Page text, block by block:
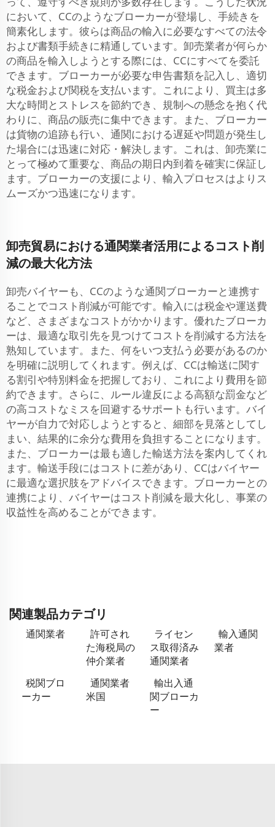
において、CCのようなブローカーが登場し、手続きを
簡素化します。彼らは商品の輸入に必要なすべての法令
および書類手続きに精通しています。卸売業者が何らか
の商品を輸入しようとする際には、CCにすべてを委託
できます。ブローカーが必要な申告書類を記入し、適切
な税金および関税を支払います。これにより、買主は多
大な時間とストレスを節約でき、規制への懸念を抱く代
わりに、商品の販売に集中できます。また、ブローカー
は貨物の追跡も行い、通関における遅延や問題が発生し
た場合には迅速に対応・解決します。これは、卸売業に
とって極めて重要な、商品の期日内到着を確実に保証し
ます。ブローカーの支援により、輸入プロセスはよりス
ムーズかつ迅速になります。
卸売貿易における通関業者活用によるコスト削
減の最大化方法
卸売バイヤーも、CCのような通関ブローカーと連携す
ることでコスト削減が可能です。輸入には税金や運送費
など、さまざまなコストがかかります。優れたブローカ
ーは、最適な取引先を見つけてコストを削減する方法を
熟知しています。また、何をいつ支払う必要があるのか
を明確に説明してくれます。例えば、CCは輸送に関す
る割引や特別料金を把握しており、これにより費用を節
約できます。さらに、ルール違反による高額な罰金など
の高コストなミスを回避するサポートも行います。バイ
ヤーが自力で対応しようとすると、細部を見落としてし
まい、結果的に余分な費用を負担することになります。
また、ブローカーは最も適した輸送方法を案内してくれ
ます。輸送手段にはコストに差があり、CCはバイヤー
に最適な選択肢をアドバイスできます。ブローカーとの
連携により、バイヤーはコスト削減を最大化し、事業の
収益性を高めることができます。
関連製品カテゴリ
通関業者
許可され
た海税局の
仲介業者
ライセン
ス取得済み
通関業者
輸入通関
業者
税関ブロ
ーカー
通関業者
米国
輸出入通
関ブローカ
ー